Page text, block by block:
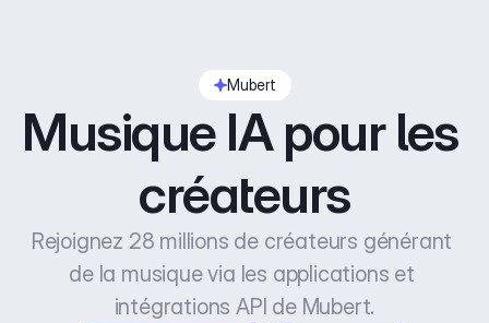
Mubert
Musique IA pour les
créateurs
Rejoignez 28 millions de créateurs générant
de la musique via les applications et
intégrations API de Mubert.